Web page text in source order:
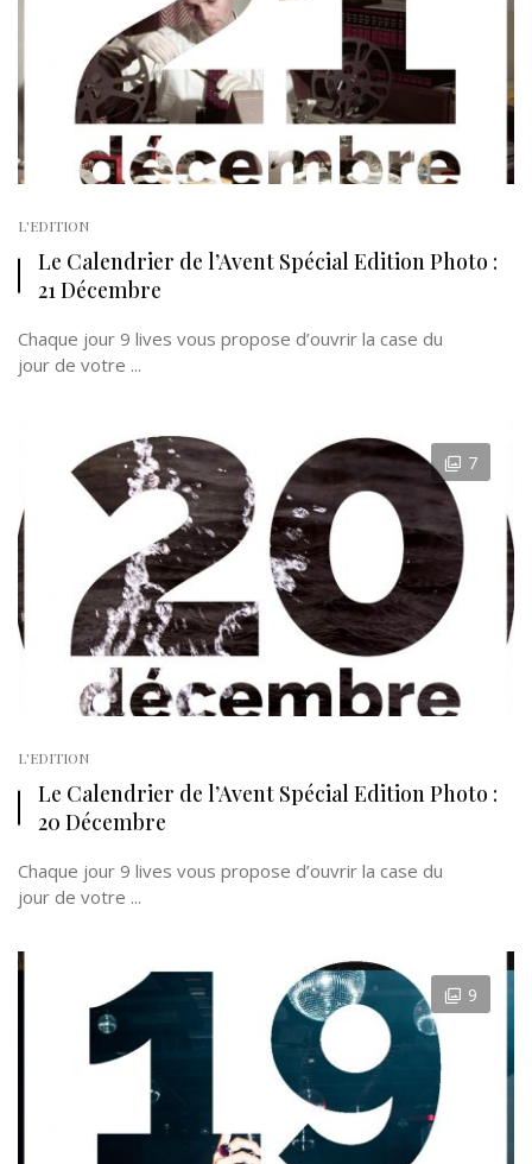
L'EDITION
Le Calendrier de l’Avent Spécial Edition Photo :
21 Décembre
Chaque jour 9 lives vous propose d’ouvrir la case du
jour de votre ...
7
L'EDITION
Le Calendrier de l’Avent Spécial Edition Photo :
20 Décembre
Chaque jour 9 lives vous propose d’ouvrir la case du
jour de votre ...
9